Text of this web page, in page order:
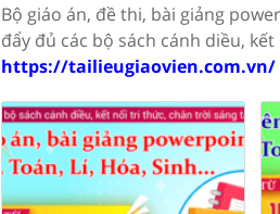
Bộ giáo án, đề thi, bài giảng
đẩy đủ các bộ sách cánh diều,
https://tailieugiaovien.com.vn/